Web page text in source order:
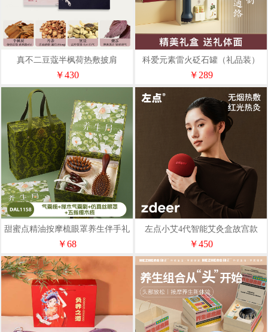
真不二豆蔻半枫荷热敷披肩
￥430
科爱元素雷火砭石罐（礼品装）
CI182A
￥289
甜蜜点精油按摩梳眼罩养生伴手礼
套装DAL1158
￥68
左点小艾4代智能艾灸盒故宫款
￥450